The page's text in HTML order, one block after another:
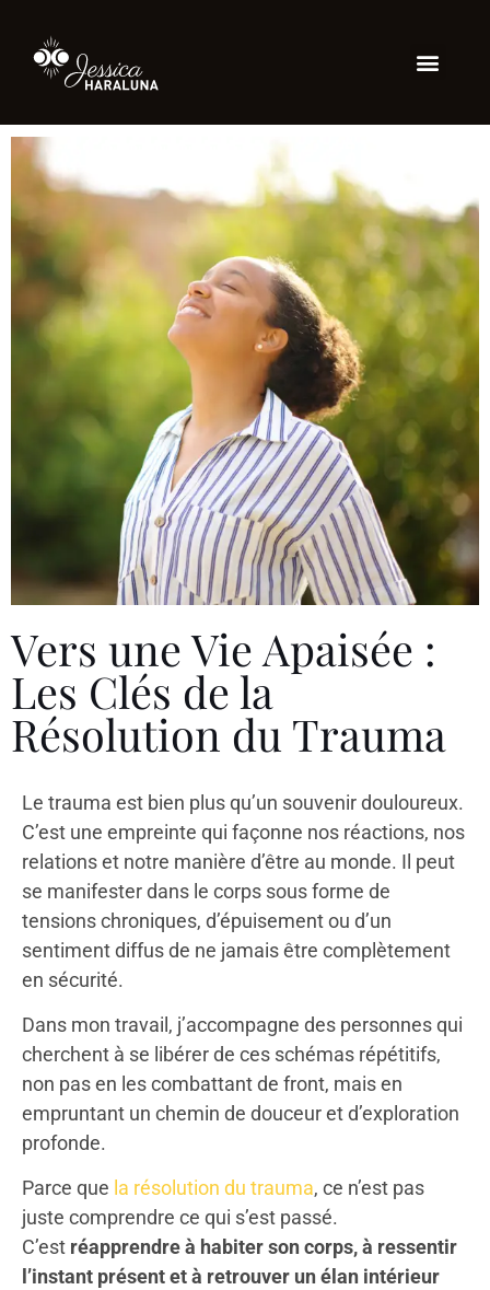
Vers une Vie Apaisée :
Les Clés de la
Résolution du Trauma
Le trauma est bien plus qu’un souvenir douloureux.
C’est une empreinte qui façonne nos réactions, nos
relations et notre manière d’être au monde. Il peut
se manifester dans le corps sous forme de
tensions chroniques, d’épuisement ou d’un
sentiment diffus de ne jamais être complètement
en sécurité.
Dans mon travail, j’accompagne des personnes qui
cherchent à se libérer de ces schémas répétitifs,
non pas en les combattant de front, mais en
empruntant un chemin de douceur et d’exploration
profonde.
Parce que la résolution du trauma, ce n’est pas
juste comprendre ce qui s’est passé.
C’est réapprendre à habiter son corps, à ressentir
l’instant présent et à retrouver un élan intérieur